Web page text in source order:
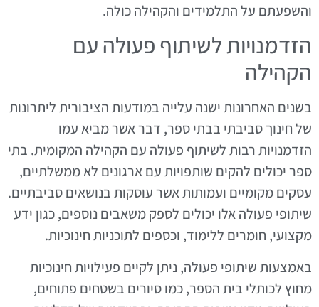
והשפעתם על התלמידים והקהילה כולה.
הזדמנויות לשיתוף פעולה עם
הקהילה
בשנים האחרונות ישנה עלייה במודעות הציבורית ליתרונות
של חינוך סביבתי בבתי ספר, דבר אשר מביא עמו
הזדמנויות רבות לשיתוף פעולה עם הקהילה המקומית. בתי
ספר יכולים להקים שותפויות עם ארגונים לא ממשלתיים,
עסקים מקומיים ועמותות אשר עוסקות בנושאים סביבתיים.
שיתופי פעולה אלו יכולים לספק משאבים נוספים, כגון ידע
מקצועי, חומרים ללימוד, וכספים לתוכניות חינוכיות.
באמצעות שיתופי פעולה, ניתן לקיים פעילויות חינוכיות
מחוץ לכותלי בית הספר, כמו סיורים בשטחים פתוחים,